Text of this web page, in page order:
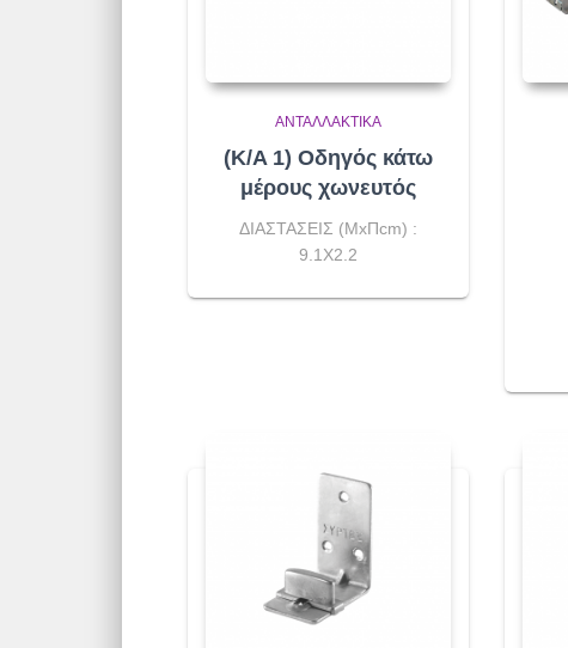
ΑΝΤΑΛΛΑΚΤΙΚΆ
(K/A 1) Οδηγός κάτω
μέρους χωνευτός
ΔΙΑΣΤΑΣΕΙΣ (ΜxΠcm) :
9.1X2.2